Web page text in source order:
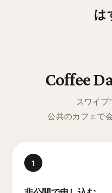
は
Coffee
スワイプ
公共のカフェで
1